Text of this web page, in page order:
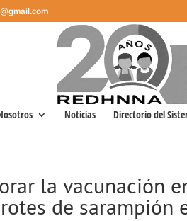
Noticias Directorio del
la vacunación
de sarampión